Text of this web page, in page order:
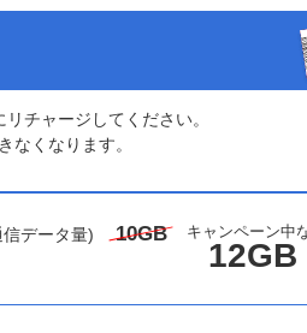
チャージしてください。
なくなります。
データ量) 10GB キャンペーン中
12GB